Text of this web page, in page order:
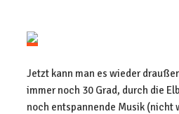
Jetzt kann man es wieder
immer noch 30 Grad, durch die
noch entspannende Musik (nicht